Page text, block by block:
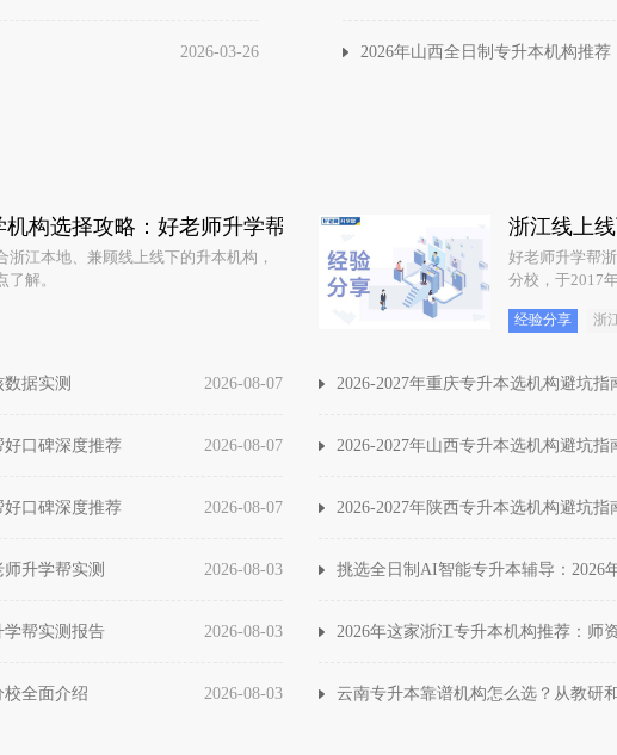
2026-03-26 2026年山西全日制专升本机构推
构选择攻略：好老师升学帮好口碑深度推荐
江本地、兼顾线上线下的升本机构，
解。
据实测 2026-08-07
口碑深度推荐 2026-08-07
口碑深度推荐 2026-08-07
升学帮实测 2026-08-03
学帮实测报告 2026-08-03
全面介绍 2026-08-03
浙江线上
好老师升学帮
分校，于2017
经验分享 浙
2026-2027年重庆专升本选机构避坑
2026-2027年山西专升本选机构避坑
2026-2027年陕西专升本选机构避坑
挑选全日制AI智能专升本辅导：2026
2026年这家浙江专升本机构推荐：师
云南专升本靠谱机构怎么选？从教研